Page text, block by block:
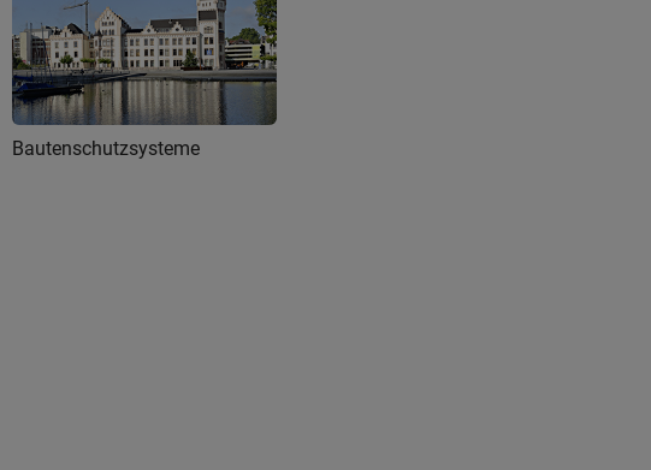
Bautenschutzsysteme